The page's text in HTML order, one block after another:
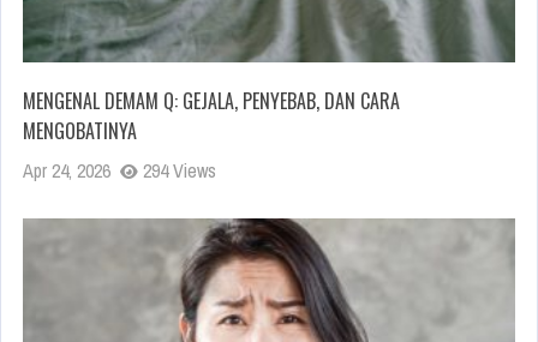
MENGENAL DEMAM Q: GEJALA, PENYEBAB, DAN CARA
MENGOBATINYA
Apr 24, 2026 294 Views